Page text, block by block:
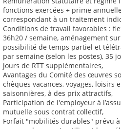
fonctions exercées + prime
correspondant à un traitement
Conditions de travail favorables :
36h20 / semaine, aménagement
possibilité de temps partiel et
par semaine (selon les postes), 35
jours de RTT supplémentaires,
Avantages du Comité des œuvres
chèques vacances, voyages, loisirs
saisonnières, à des prix attractifs,
Participation de l'employeur à
mutuelle sous contrat collectif,
Forfait "mobilités durables" prévu